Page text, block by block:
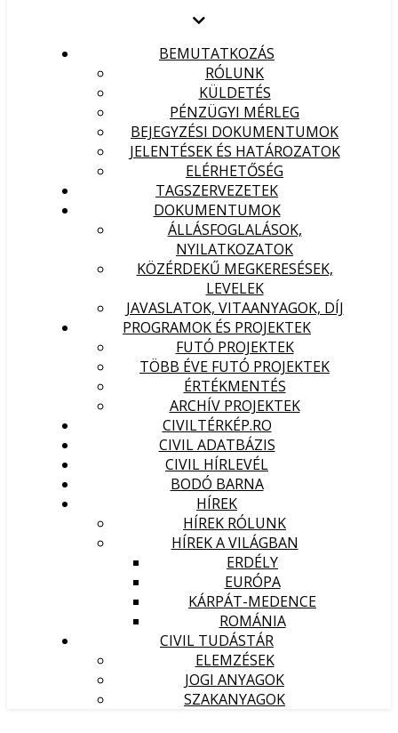
BEMUTATKOZÁS
RÓLUNK
KÜLDETÉS
PÉNZÜGYI MÉRLEG
BEJEGYZÉSI DOKUMENTUMOK
JELENTÉSEK ÉS HATÁROZATOK
ELÉRHETŐSÉG
TAGSZERVEZETEK
DOKUMENTUMOK
ÁLLÁSFOGLALÁSOK,
NYILATKOZATOK
KÖZÉRDEKŰ MEGKERESÉSEK,
LEVELEK
JAVASLATOK, VITAANYAGOK, DÍJ
PROGRAMOK ÉS PROJEKTEK
FUTÓ PROJEKTEK
TÖBB ÉVE FUTÓ PROJEKTEK
ÉRTÉKMENTÉS
ARCHÍV PROJEKTEK
CIVILTÉRKÉP.RO
CIVIL ADATBÁZIS
CIVIL HÍRLEVÉL
BODÓ BARNA
HÍREK
HÍREK RÓLUNK
HÍREK A VILÁGBAN
ERDÉLY
EURÓPA
KÁRPÁT-MEDENCE
ROMÁNIA
CIVIL TUDÁSTÁR
ELEMZÉSEK
JOGI ANYAGOK
SZAKANYAGOK